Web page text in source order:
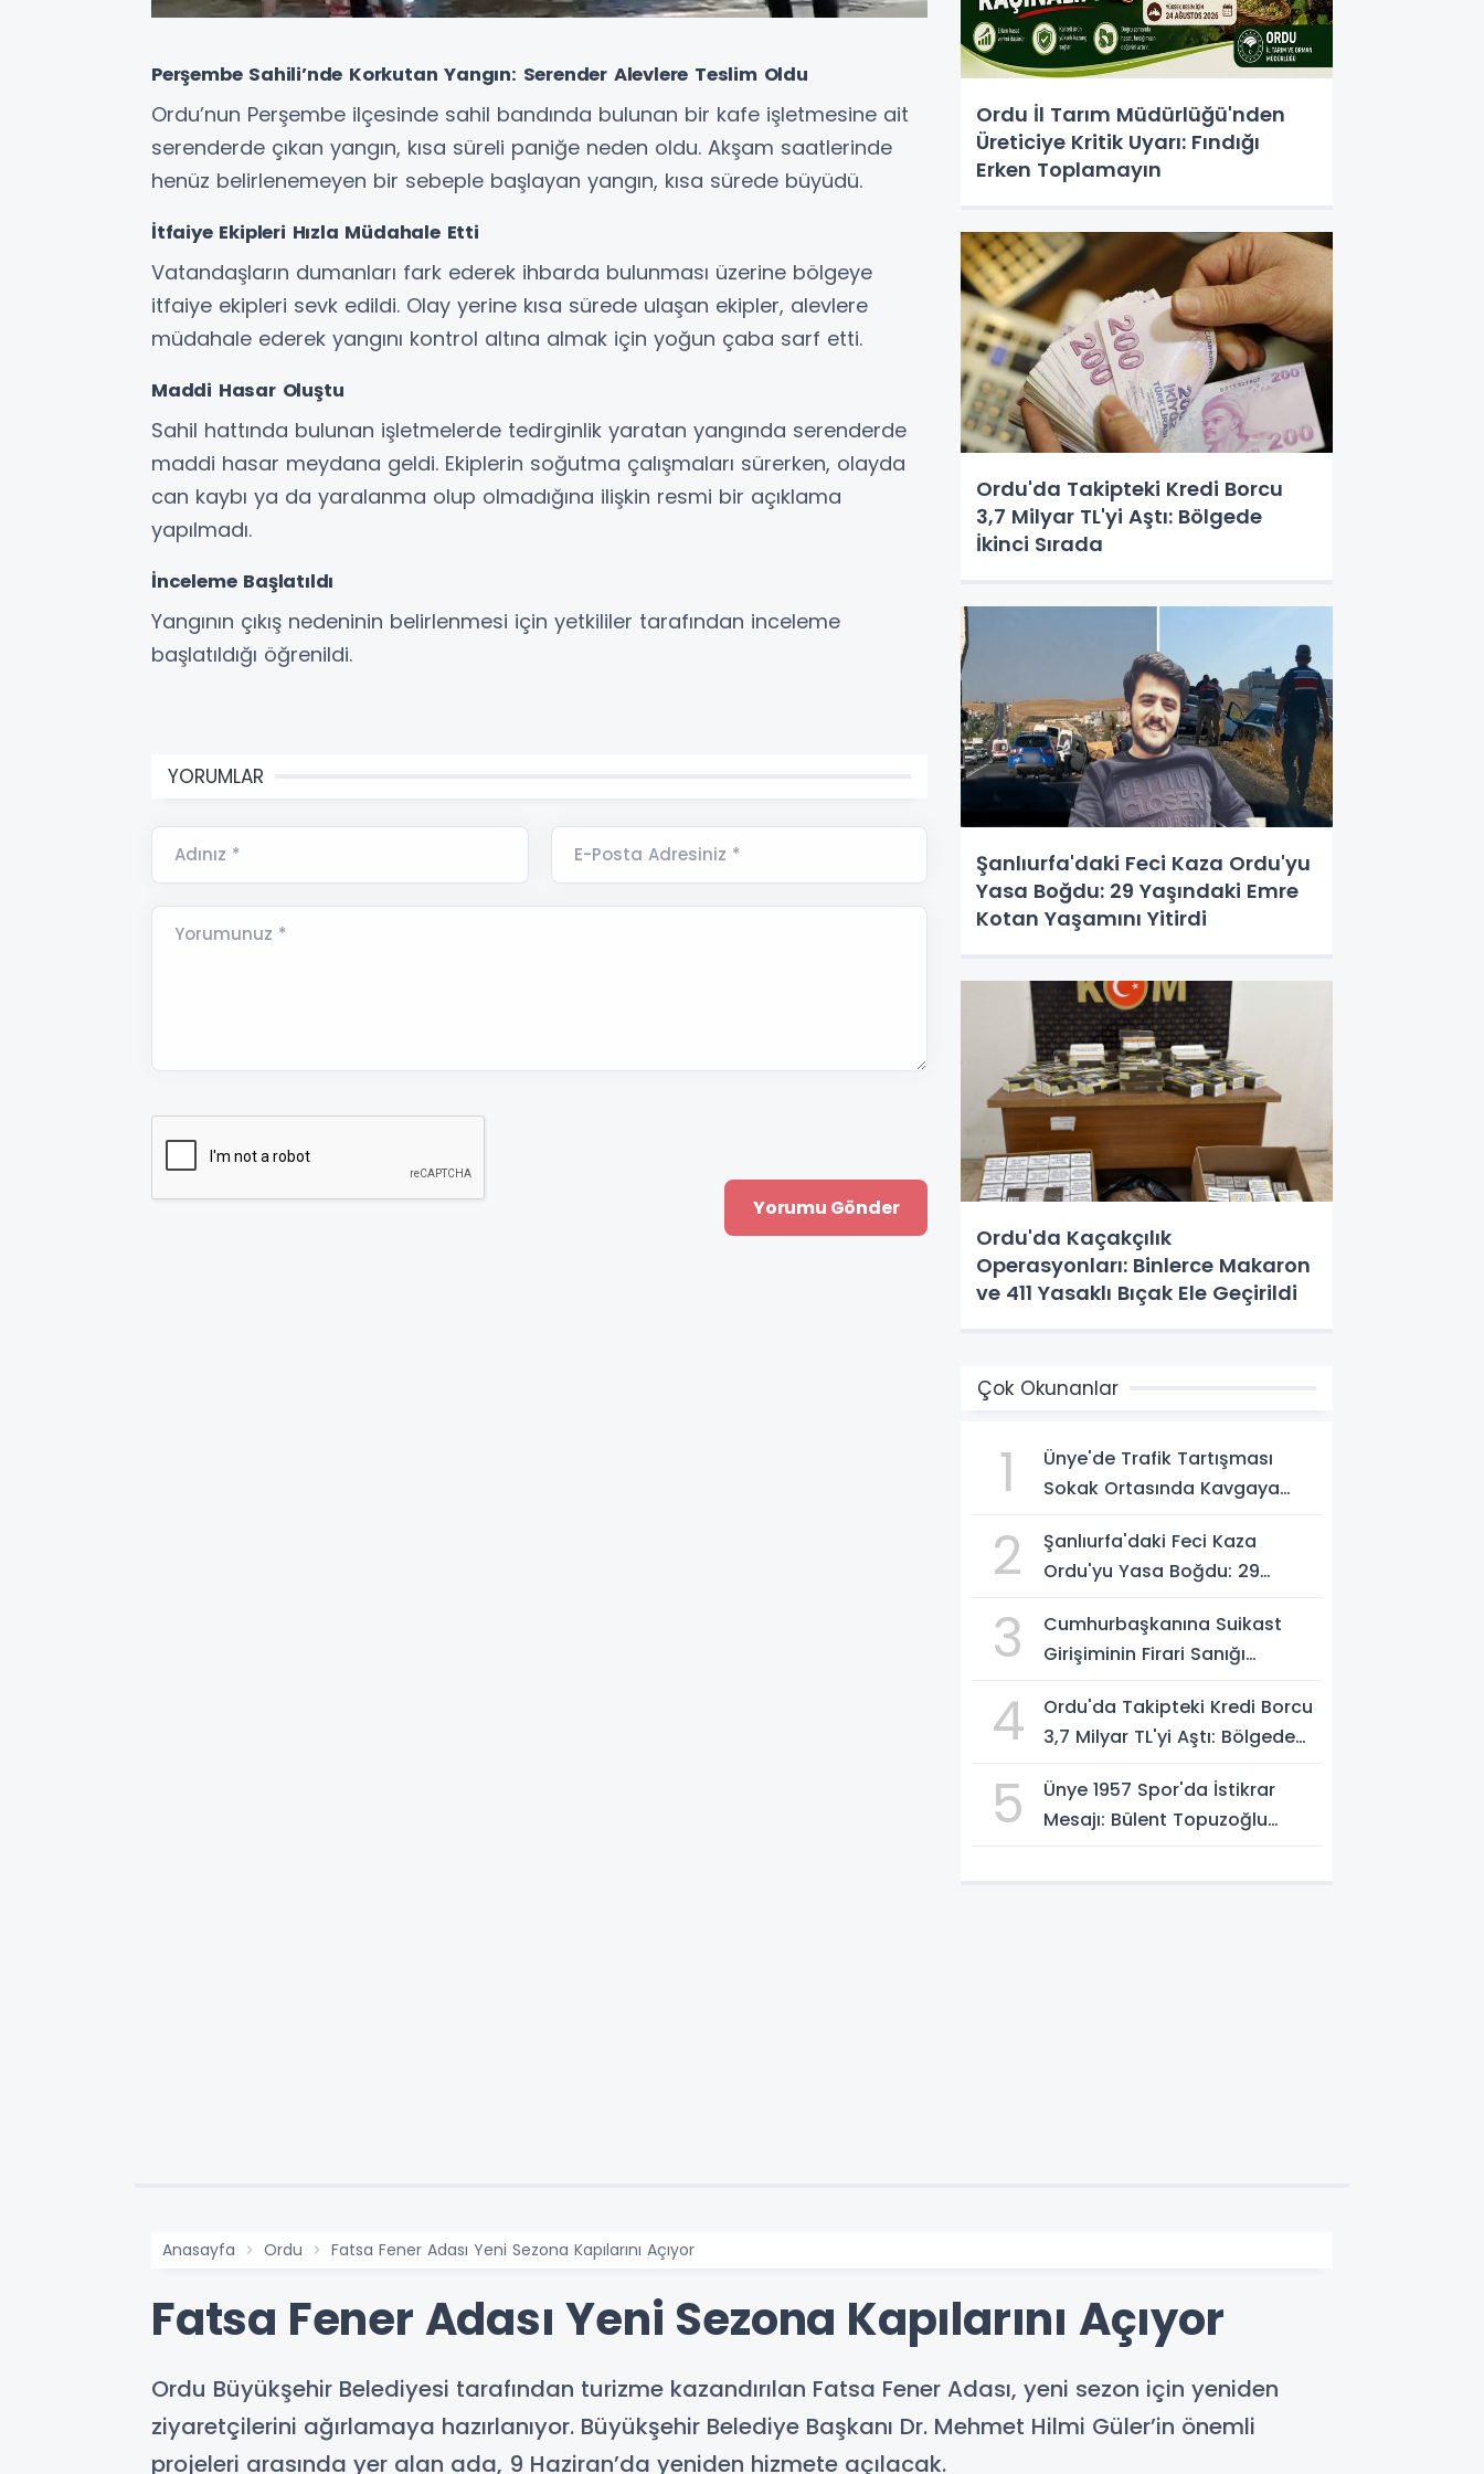
Perşembe Sahili’nde Korkutan Yangın: Serender Alevlere Teslim Oldu
Ordu’nun Perşembe ilçesinde sahil bandında bulunan bir kafe işletmesine ait
serenderde çıkan yangın, kısa süreli paniğe neden oldu. Akşam saatlerinde
henüz belirlenemeyen bir sebeple başlayan yangın, kısa sürede büyüdü.
İtfaiye Ekipleri Hızla Müdahale Etti
Vatandaşların dumanları fark ederek ihbarda bulunması üzerine bölgeye
itfaiye ekipleri sevk edildi. Olay yerine kısa sürede ulaşan ekipler, alevlere
müdahale ederek yangını kontrol altına almak için yoğun çaba sarf etti.
Maddi Hasar Oluştu
Sahil hattında bulunan işletmelerde tedirginlik yaratan yangında serenderde
maddi hasar meydana geldi. Ekiplerin soğutma çalışmaları sürerken, olayda
can kaybı ya da yaralanma olup olmadığına ilişkin resmi bir açıklama
yapılmadı.
İnceleme Başlatıldı
Yangının çıkış nedeninin belirlenmesi için yetkililer tarafından inceleme
başlatıldığı öğrenildi.
YORUMLAR
Adınız * E-Posta Adresiniz *
Yorumunuz *
Ordu İl Tarım Müdürlüğü'nden
Üreticiye Kritik Uyarı: Fındığı
Erken Toplamayın
Ordu'da Takipteki Kredi Borcu
3,7 Milyar TL'yi Aştı: Bölgede
İkinci Sırada
Şanlıurfa'daki Feci Kaza Ordu'yu
Yasa Boğdu: 29 Yaşındaki Emre
Kotan Yaşamını Yitirdi
Ordu'da Kaçakçılık
Operasyonları: Binlerce Makaron
ve 411 Yasaklı Bıçak Ele Geçirildi
Çok Okunanlar
1
Ünye'de Trafik Tartışması
Sokak Ortasında Kavgaya
2
Şanlıurfa'daki Feci Kaza
Ordu'yu Yasa Boğdu: 29
Yaşamını Yitirdi
3
Cumhurbaşkanına Suikast
Girişiminin Firari Sanığı
4
Ordu'da Takipteki Kredi Borcu
3,7 Milyar TL'yi Aştı: Bölgede
5
Ünye 1957 Spor'da İstikrar
Mesajı: Bülent Topuzoğlu
Anasayfa Ordu Fatsa Fener Adası Yeni Sezona Kapılarını Açıyor
Fatsa Fener Adası Yeni Sezona Kapılarını Açıyor
Ordu Büyükşehir Belediyesi tarafından turizme kazandırılan Fatsa Fener Adası, yeni sezon için yeniden
ziyaretçilerini ağırlamaya hazırlanıyor. Büyükşehir Belediye Başkanı Dr. Mehmet Hilmi Güler’in önemli
projeleri arasında yer alan ada, 9 Haziran’da yeniden hizmete açılacak.